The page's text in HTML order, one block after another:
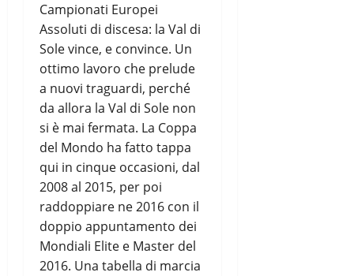
Campionati Europei
Assoluti di discesa: la Val di
Sole vince, e convince. Un
ottimo lavoro che prelude
a nuovi traguardi, perché
da allora la Val di Sole non
si è mai fermata. La Coppa
del Mondo ha fatto tappa
qui in cinque occasioni, dal
2008 al 2015, per poi
raddoppiare ne 2016 con il
doppio appuntamento dei
Mondiali Elite e Master del
2016. Una tabella di marcia